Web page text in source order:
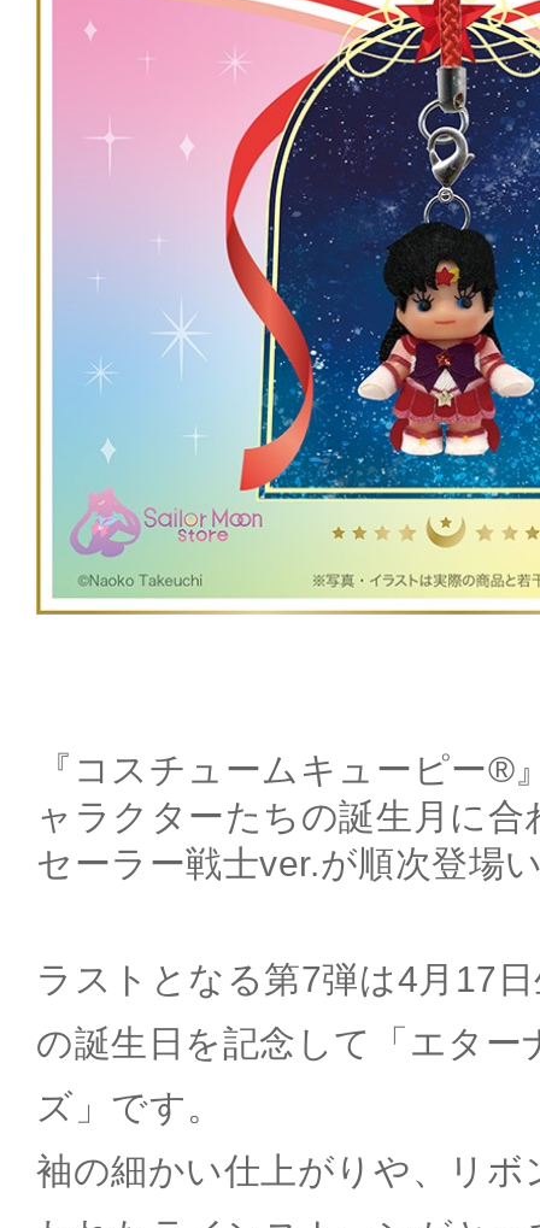
『コスチュームキューピー®
ャラクターたちの誕生月に
セーラー戦士ver.が順次登場
ラストとなる第7弾は4月17
の誕生日を記念して「エター
ズ」です。
袖の細かい仕上がりや、リボ